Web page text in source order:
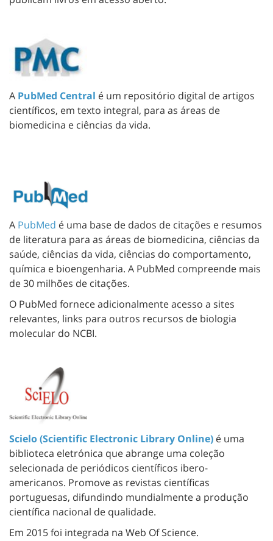
A PubMed Central é um repositório digital de artigos
científicos, em texto integral, para as áreas de
biomedicina e ciências da vida.
A PubMed é uma base de dados de citações e resumos
de literatura para as áreas de biomedicina, ciências da
saúde, ciências da vida, ciências do comportamento,
química e bioengenharia. A PubMed compreende mais
de 30 milhões de citações.
O PubMed fornece adicionalmente acesso a sites
relevantes, links para outros recursos de biologia
molecular do NCBI.
Scielo (Scientific Electronic Library Online) é uma
biblioteca eletrónica que abrange uma coleção
selecionada de periódicos científicos ibero-
americanos. Promove as revistas científicas
portuguesas, difundindo mundialmente a produção
científica nacional de qualidade.
Em 2015 foi integrada na Web Of Science.